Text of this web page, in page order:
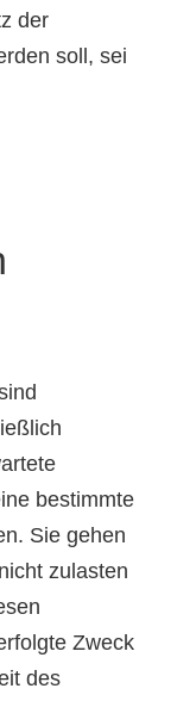
der
soll, sei
bestimmte
Sie gehen
zulasten
Zweck
des